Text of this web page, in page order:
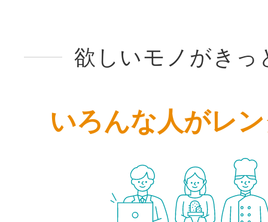
欲しいモノがきっ
いろんな人がレ